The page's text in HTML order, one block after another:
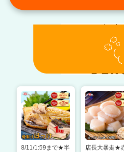
5kg ニュージーラ
ンド Manuka Doct
or マヌカドクター
ローラル
Doctor 蜂蜜
はちみつ 非加熱
8/11/1:59まで★半
店長大暴走★